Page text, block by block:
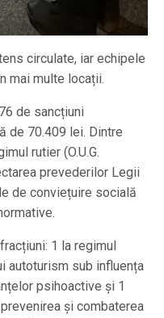
circulate, iar echipele
mai multe locații.
de sancțiuni
de 70.409 lei. Dintre
rutier (O.U.G.
prevederilor Legii
de conviețuire socială
1 la regimul
autoturism sub influența
psihoactive și 1
și combaterea